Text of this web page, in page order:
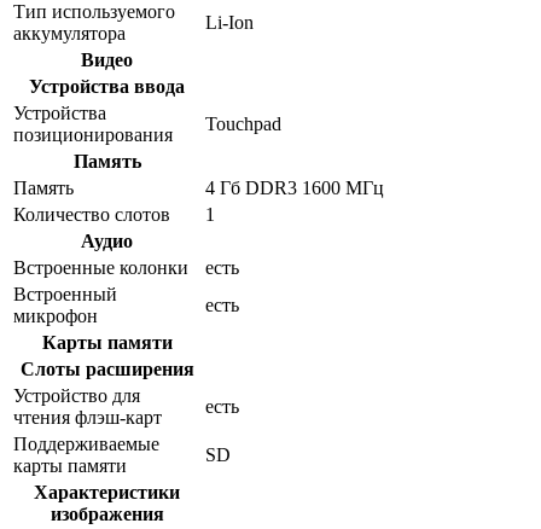
Тип используемого
аккумулятора
Li-Ion
Видео
Устройства ввода
Устройства
позиционирования
Touchpad
Память
Память
4 Гб DDR3 1600 МГц
Количество слотов
1
Аудио
Встроенные колонки
есть
Встроенный
микрофон
есть
Карты памяти
Слоты расширения
Устройство для
чтения флэш-карт
есть
Поддерживаемые
карты памяти
SD
Характеристики
изображения